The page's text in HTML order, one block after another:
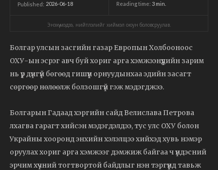
Published: 2026-06-18 Reading time: 3 min.
Энэхүү мэдээ, нийтлэлийг хиймэл оюун боловсруулав.
Болгар улсын засгийн газар Европын Холбооноос
ОХУ-ын эсрэг авч буй хориг арга хэмжээнүүдийн зарим
нь үр дүнгүй бөгөөд гишүүн орнуудынхаа эдийн засагт
сөргөөр нөлөөлж болзошгүй гэж мэдэгджээ.
Болгарын Гадаад хэргийн сайд Велислава Петрова
лхагва гарагт хийсэн мэдэгдэлдээ, тус улс ОХУ болон
Украйны хооронд энхийн хэлэлцээ хийхэд хувь нэмэр
оруулах хориг арга хэмжээг дэмжиж байгаа ч үндэсний
эрчим хүчний тогтвортой байдлыг нэн тэргүүнд тавьж